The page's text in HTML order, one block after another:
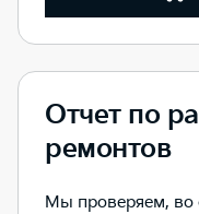
Отчет по
ремонтов
Мы проверяем, во